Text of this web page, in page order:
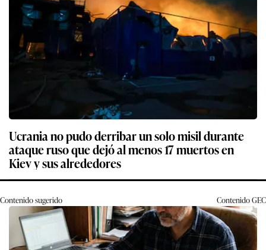
Ucrania no pudo derribar un solo misil durante
ataque ruso que dejó al menos 17 muertos en
Kiev y sus alrededores
Contenido sugerido ContenidoGEC